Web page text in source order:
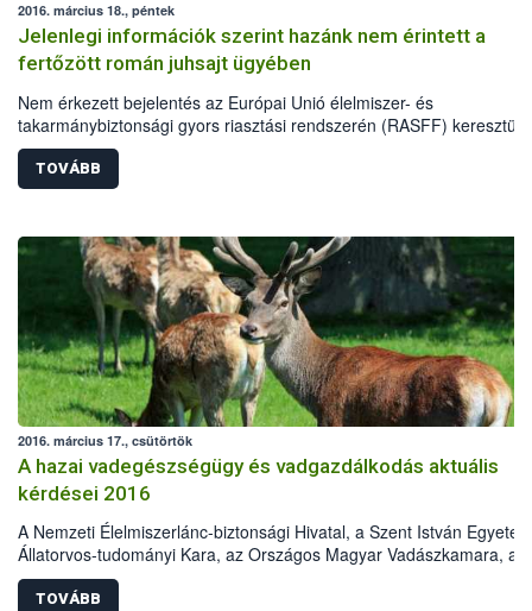
2016. március 18., péntek
Jelenlegi információk szerint hazánk nem érintett a
fertőzött román juhsajt ügyében
Nem érkezett bejelentés az Európai Unió élelmiszer- és
takarmánybiztonsági gyors riasztási rendszerén (RASFF) keresztül
vonatkozóan, hogy Magyarországon is forgalomba kerültek az E.coli
baktériumfertőzésben érintett román előállítású túró terméktételek.
TOVÁBB
2016. március 17., csütörtök
A hazai vadegészségügy és vadgazdálkodás aktuális
kérdései 2016
A Nemzeti Élelmiszerlánc-biztonsági Hivatal, a Szent István Egyetem
Állatorvos-tudományi Kara, az Országos Magyar Vadászkamara, az
Országos Magyar Vadászati Védegylet, a Magyar Tudományos
Akadémia Erdészeti Tudományos Bizottság Vadgazdálkodási
TOVÁBB